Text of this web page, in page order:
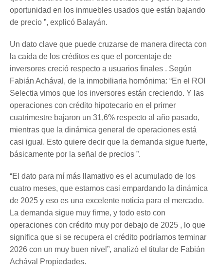
oportunidad en los inmuebles usados que están bajando
de precio ”, explicó Balayán.
Un dato clave que puede cruzarse de manera directa con
la caída de los créditos es que el porcentaje de
inversores creció respecto a usuarios finales . Según
Fabián Achával, de la inmobiliaria homónima: “En el ROI
Selectia vimos que los inversores están creciendo. Y las
operaciones con crédito hipotecario en el primer
cuatrimestre bajaron un 31,6% respecto al año pasado,
mientras que la dinámica general de operaciones está
casi igual. Esto quiere decir que la demanda sigue fuerte,
básicamente por la señal de precios ”.
“El dato para mí más llamativo es el acumulado de los
cuatro meses, que estamos casi empardando la dinámica
de 2025 y eso es una excelente noticia para el mercado.
La demanda sigue muy firme, y todo esto con
operaciones con crédito muy por debajo de 2025 , lo que
significa que si se recupera el crédito podríamos terminar
2026 con un muy buen nivel”, analizó el titular de Fabián
Achával Propiedades.